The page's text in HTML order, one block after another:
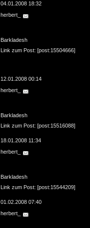
04.01.2008 18:32
herbert_
Barkladesh
Link zum Post: [post:15504666]
12.01.2008 00:14
herbert_
Barkladesh
Link zum Post: [post:15516088]
18.01.2008 11:34
herbert_
Barkladesh
Link zum Post: [post:15544209]
01.02.2008 07:40
herbert_